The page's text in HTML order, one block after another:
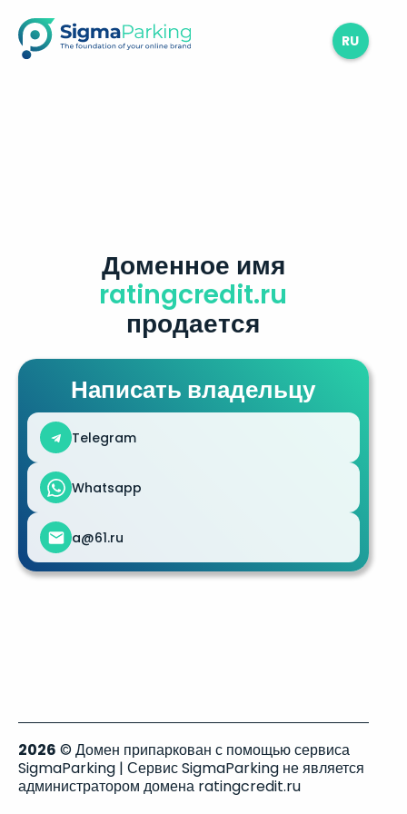
RU
Доменное имя
ratingcredit.ru
продается
Написать владельцу
Telegram
Whatsapp
a@61.ru
2026 © Домен припаркован с помощью сервиса
SigmaParking | Сервис SigmaParking не является
администратором домена ratingcredit.ru